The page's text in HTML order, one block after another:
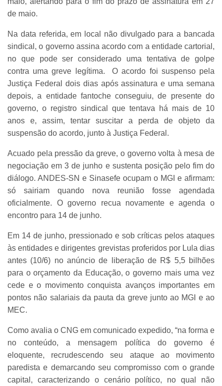
de maio.
Na data referida, em local não divulgado para a bancada
sindical, o governo assina acordo com a entidade cartorial,
no que pode ser considerado uma tentativa de golpe
contra uma greve legítima. O acordo foi suspenso pela
Justiça Federal dois dias após assinatura e uma semana
depois, a entidade fantoche conseguiu, de presente do
governo, o registro sindical que tentava há mais de 10
anos e, assim, tentar suscitar a perda de objeto da
suspensão do acordo, junto à Justiça Federal.
Acuado pela pressão da greve, o governo volta à mesa de
negociação em 3 de junho e sustenta posição pelo fim do
diálogo. ANDES-SN e Sinasefe ocupam o MGI e afirmam:
só sairiam quando nova reunião fosse agendada
oficialmente. O governo recua novamente e agenda o
encontro para 14 de junho.
Em 14 de junho, pressionado e sob críticas pelos ataques
às entidades e dirigentes grevistas proferidos por Lula dias
antes (10/6) no anúncio de liberação de R$ 5,5 bilhões
para o orçamento da Educação, o governo mais uma vez
cede e o movimento conquista avanços importantes em
pontos não salariais da pauta da greve junto ao MGI e ao
MEC.
Como avalia o CNG em comunicado expedido, “na forma e
no conteúdo, a mensagem política do governo é
eloquente, recrudescendo seu ataque ao movimento
paredista e demarcando seu compromisso com o grande
capital, caracterizando o cenário político, no qual não